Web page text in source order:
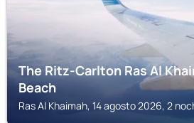
The Ritz-Carlton Ras Al
Beach
Ras Al Khaimah, 14 agosto 2026, 2